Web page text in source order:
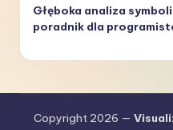
Głęboka analiza
poradnik dla
Copyright 2026 —